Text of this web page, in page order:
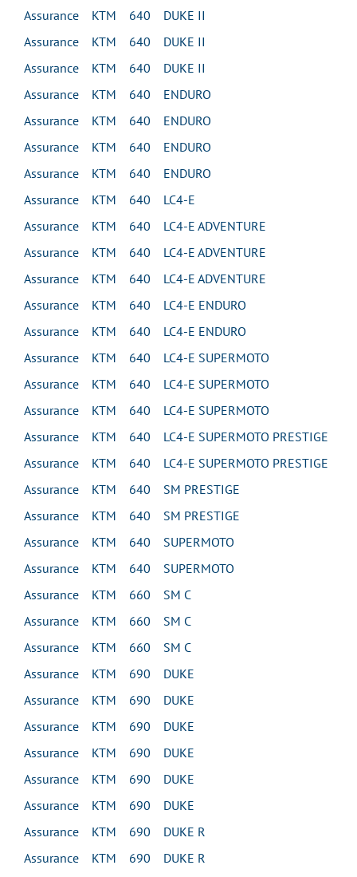
Assurance KTM 640 DUKE II
Assurance KTM 640 DUKE II
Assurance KTM 640 DUKE II
Assurance KTM 640 ENDURO
Assurance KTM 640 ENDURO
Assurance KTM 640 ENDURO
Assurance KTM 640 ENDURO
Assurance KTM 640 LC4-E
Assurance KTM 640 LC4-E ADVENTURE
Assurance KTM 640 LC4-E ADVENTURE
Assurance KTM 640 LC4-E ADVENTURE
Assurance KTM 640 LC4-E ENDURO
Assurance KTM 640 LC4-E ENDURO
Assurance KTM 640 LC4-E SUPERMOTO
Assurance KTM 640 LC4-E SUPERMOTO
Assurance KTM 640 LC4-E SUPERMOTO
Assurance KTM 640 LC4-E SUPERMOTO PRESTIGE
Assurance KTM 640 LC4-E SUPERMOTO PRESTIGE
Assurance KTM 640 SM PRESTIGE
Assurance KTM 640 SM PRESTIGE
Assurance KTM 640 SUPERMOTO
Assurance KTM 640 SUPERMOTO
Assurance KTM 660 SM C
Assurance KTM 660 SM C
Assurance KTM 660 SM C
Assurance KTM 690 DUKE
Assurance KTM 690 DUKE
Assurance KTM 690 DUKE
Assurance KTM 690 DUKE
Assurance KTM 690 DUKE
Assurance KTM 690 DUKE
Assurance KTM 690 DUKE R
Assurance KTM 690 DUKE R